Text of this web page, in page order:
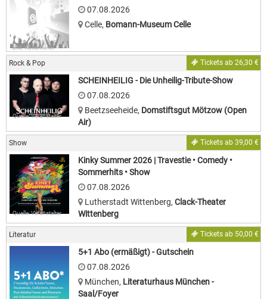
Bild: Kulturkurier
07.08.2026
Celle, Bomann-Museum Celle
Rock & Pop Tickets ab 26,30 €
Quelle: Veranstalter
SCHEINHEILIG - Die Unheilig-Tribute-Show
07.08.2026
Beetzseeheide, Domstiftsgut Mötzow (Open
Air)
Show Tickets ab 39,00 €
Quelle: Veranstalter
Kinky Summer 2026 | Travestie • Comedy •
Sommerhits • Show
07.08.2026
Lutherstadt Wittenberg, Clack-Theater
Wittenberg
Literatur Tickets ab 50,00 €
5+1 Abo (ermäßigt) - Gutschein
07.08.2026
München, Literaturhaus München -
Saal/Foyer